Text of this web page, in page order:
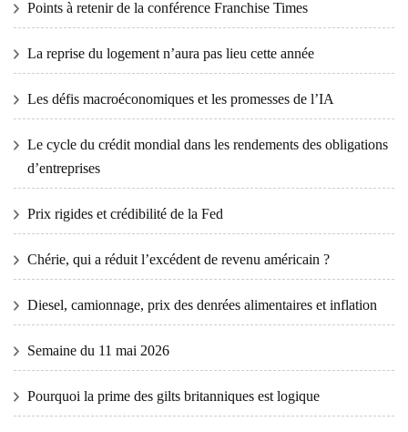
Points à retenir de la conférence Franchise Times
La reprise du logement n’aura pas lieu cette année
Les défis macroéconomiques et les promesses de l’IA
Le cycle du crédit mondial dans les rendements des obligations
d’entreprises
Prix ​​​​rigides et crédibilité de la Fed
Chérie, qui a réduit l’excédent de revenu américain ?
Diesel, camionnage, prix des denrées alimentaires et inflation
Semaine du 11 mai 2026
Pourquoi la prime des gilts britanniques est logique